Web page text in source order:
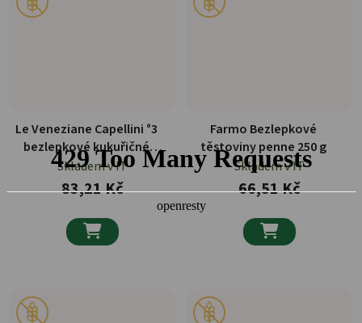
Le Veneziane Capellini °3
bezlepkové kukuřičné
těstoviny 250 g
Skladem v IT
83,21 Kč

Farmo Bezlepkové
těstoviny penne 250 g
Skladem v IT
66,51 Kč
